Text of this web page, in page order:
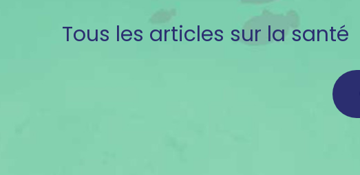
Tous les articles sur la santé